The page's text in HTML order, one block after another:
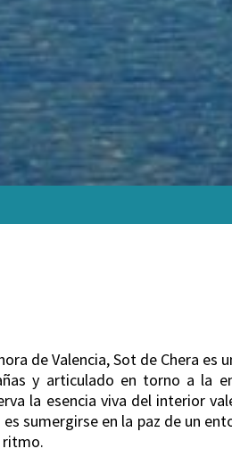
de Valencia, Sot de Chera
y articulado en torno a la
la esencia viva del interior
sumergirse en la paz de un
ritmo.